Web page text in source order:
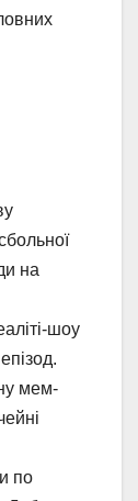
на
шоу
мем-
по